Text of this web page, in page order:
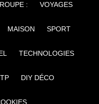
: VOYAGES
MAISON SPORT
TECHNOLOGIES
DIY DÉCO